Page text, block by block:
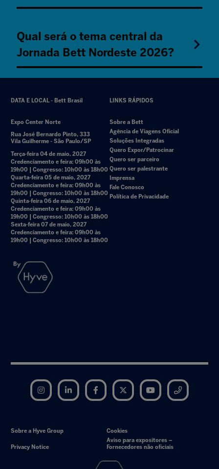
Qual será o tema central da
Jornada Bett Nordeste 2026?
DATA E LOCAL - Bett Brasil
Expo Center Norte
Rua José Bernardo Pinto, 333
Vila Guilherme - São Paulo/SP
Terça-feira 04 de maio, 2027
Credenciamento e feira: 09h00 às
19h00 | Congresso: 10h00 às 18h00
Quarta-feira 05 de maio, 2027
Credenciamento e feira: 09h00 às
19h00 | Congresso: 10h00 às 18h00
Quinta-feira 06 de maio, 2027
Credenciamento e feira: 09h00 às
19h00 | Congresso: 10h00 às 18h00
Sexta-feira 07 de maio, 2027
Credenciamento e feira: 09h00 às
19h00 | Congresso: 10h00 às 18h00
LINKS RÁPIDOS
Sobre a Bett
Agência de Viagens Oficial
Soluções Integradas
Quero Expor/Patrocinar
Quero ser parceiro
Quero ser palestrante
Imprensa
Fale Conosco
Política de Privacidade
Instagram LinkedIn Facebook Twitter YouTube
Sobre a Hyve Group Cookies
Privacy Notice
Aviso para expositores –
Fornecedores não oficiais